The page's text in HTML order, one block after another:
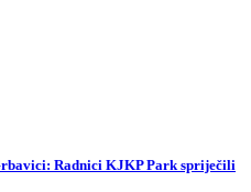
Radnici KJKP Park spriječili